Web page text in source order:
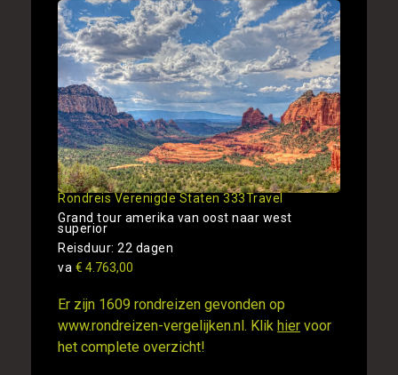
Rondreis Verenigde Staten 333Travel
Grand tour amerika van oost naar west
superior
Reisduur: 22 dagen
va € 4.763,00
Er zijn 1609 rondreizen gevonden op
www.rondreizen-vergelijken.nl. Klik hier voor
het complete overzicht!